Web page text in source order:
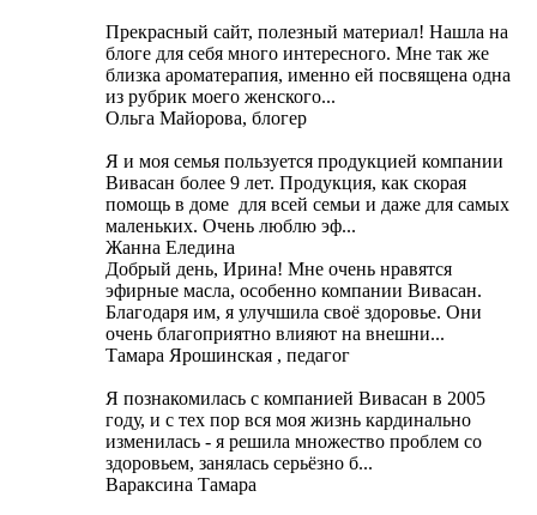
Прекрасный сайт, полезный материал! Нашла на
блоге для себя много интересного. Мне так же
близка ароматерапия, именно ей посвящена одна
из рубрик моего женского...
Ольга Майорова, блогер
Я и моя семья пользуется продукцией компании
Вивасан более 9 лет. Продукция, как скорая
помощь в доме для всей семьи и даже для самых
маленьких. Очень люблю эф...
Жанна Еледина
Добрый день, Ирина! Мне очень нравятся
эфирные масла, особенно компании Вивасан.
Благодаря им, я улучшила своё здоровье. Они
очень благоприятно влияют на внешни...
Тамара Ярошинская , педагог
Я познакомилась с компанией Вивасан в 2005
году, и с тех пор вся моя жизнь кардинально
изменилась - я решила множество проблем со
здоровьем, занялась серьёзно б...
Вараксина Тамара